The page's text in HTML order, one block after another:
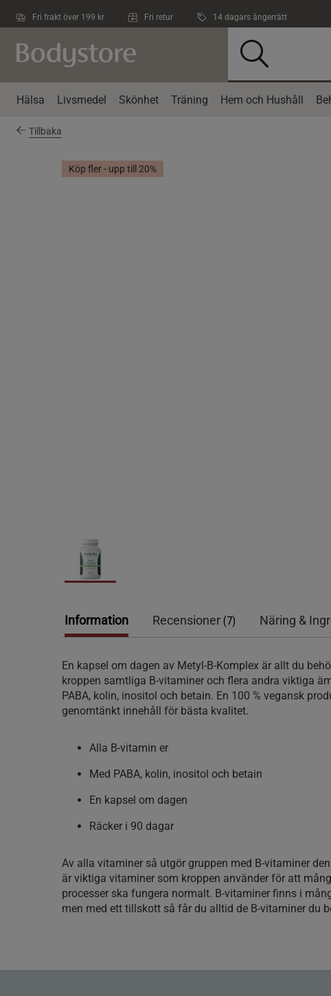
Fri frakt över 199 kr Fri retur 14 dagars ångerrätt
Hälsa Livsmedel Skönhet Träning Hem och Hushåll
Tillbaka
Köp fler - upp till 20%
Information Recensioner (7) Näring &
En kapsel om dagen av Metyl-B-Komplex är allt du
kroppen samtliga B-vitaminer och flera andra viktiga
PABA, kolin, inositol och betain. En 100 % vegansk
genomtänkt innehåll för bästa kvalitet.
Alla B-vitamin er
Med PABA, kolin, inositol och betain
En kapsel om dagen
Räcker i 90 dagar
Av alla vitaminer så utgör gruppen med B-vitaminer
är viktiga vitaminer som kroppen använder för att
processer ska fungera normalt. B-vitaminer finns i
men med ett tillskott så får du alltid de B-vitaminer du